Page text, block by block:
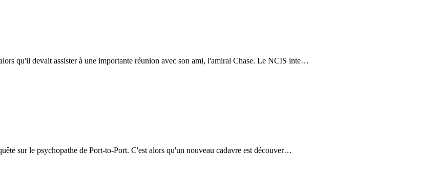
qu'il devait assister à une importante réunion avec son ami, l'amiral Chase. Le NCIS inte…
sur le psychopathe de Port-to-Port. C'est alors qu'un nouveau cadavre est découver…